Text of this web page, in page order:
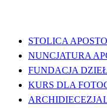
STOLICA
NUNCJATURA
FUNDACJA
KURS DLA